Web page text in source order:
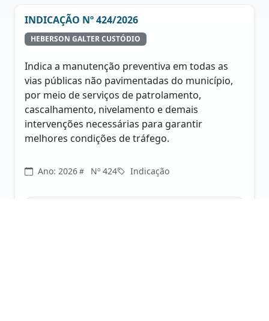
INDICAÇÃO Nº 424/2026
HEBERSON GALTER CUSTÓDIO
Indica a manutenção preventiva em todas as
vias públicas não pavimentadas do município,
por meio de serviços de patrolamento,
cascalhamento, nivelamento e demais
intervenções necessárias para garantir
melhores condições de tráfego.
Ano: 2026 Nº 424 Indicação